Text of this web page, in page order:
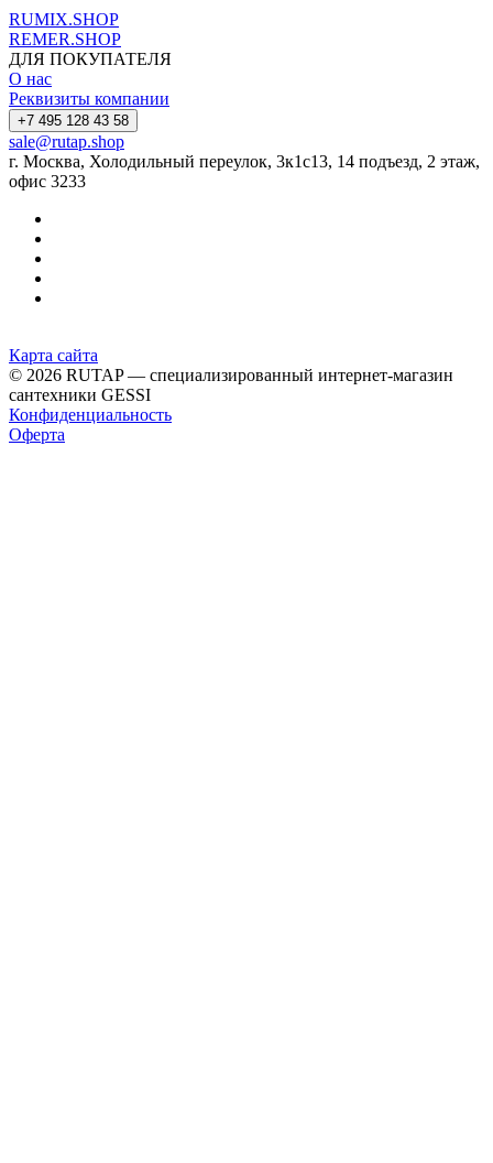
RUMIX.SHOP
REMER.SHOP
ДЛЯ ПОКУПАТЕЛЯ
О нас
Реквизиты компании
+7 495 128 43 58
sale@rutap.shop
г. Москва, Холодильный переулок, 3к1с13, 14 подъезд, 2 этаж,
офис 3233
Карта сайта
© 2026 RUTAP — специализированный интернет-магазин
сантехники GESSI
Конфиденциальность
Оферта